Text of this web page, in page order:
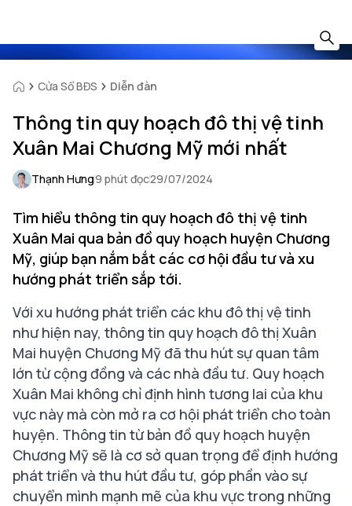
Cửa Sổ BĐS Diễn đàn
Thông tin quy hoạch đô thị vệ tinh
Xuân Mai Chương Mỹ mới nhất
Thạnh Hưng9 phút đọc29/07/2024
Tìm hiểu thông tin quy hoạch đô thị vệ tinh
Xuân Mai qua bản đồ quy hoạch huyện Chương
Mỹ, giúp bạn nắm bắt các cơ hội đầu tư và xu
hướng phát triển sắp tới.
Với xu hướng phát triển các khu đô thị vệ tinh
như hiện nay, thông tin quy hoạch đô thị Xuân
Mai huyện Chương Mỹ đã thu hút sự quan tâm
lớn từ cộng đồng và các nhà đầu tư. Quy hoạch
Xuân Mai không chỉ định hình tương lai của khu
vực này mà còn mở ra cơ hội phát triển cho toàn
huyện. Thông tin từ bản đồ quy hoạch huyện
Chương Mỹ sẽ là cơ sở quan trọng để định hướng
phát triển và thu hút đầu tư, góp phần vào sự
chuyển mình mạnh mẽ của khu vực trong những